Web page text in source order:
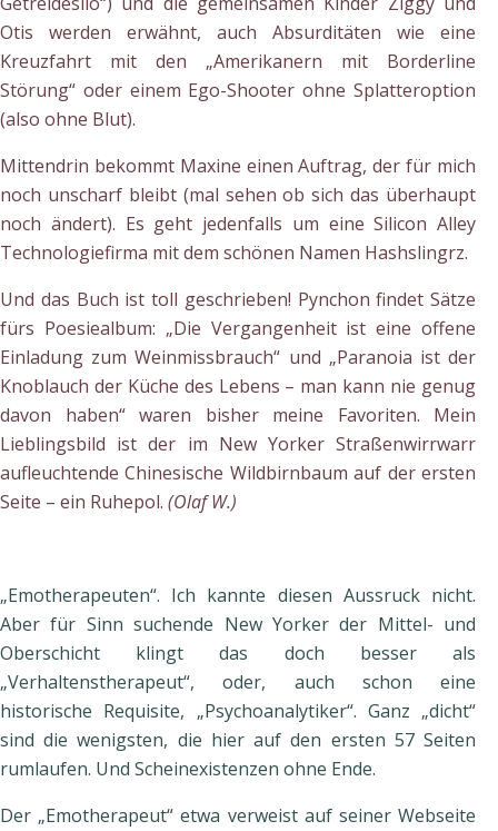
Otis werden erwähnt, auch Absurditäten wie eine
Kreuzfahrt mit den „Amerikanern mit Borderline
Störung“ oder einem Ego-Shooter ohne Splatteroption
(also ohne Blut).
Mittendrin bekommt Maxine einen Auftrag, der für mich
noch unscharf bleibt (mal sehen ob sich das überhaupt
noch ändert). Es geht jedenfalls um eine Silicon Alley
Technologiefirma mit dem schönen Namen Hashslingrz.
Und das Buch ist toll geschrieben! Pynchon findet Sätze
fürs Poesiealbum: „Die Vergangenheit ist eine offene
Einladung zum Weinmissbrauch“ und „Paranoia ist der
Knoblauch der Küche des Lebens – man kann nie genug
davon haben“ waren bisher meine Favoriten. Mein
Lieblingsbild ist der im New Yorker Straßenwirrwarr
aufleuchtende Chinesische Wildbirnbaum auf der ersten
Seite – ein Ruhepol. (Olaf W.)
„Emotherapeuten“. Ich kannte diesen Aussruck nicht.
Aber für Sinn suchende New Yorker der Mittel- und
Oberschicht klingt das doch besser als
„Verhaltenstherapeut“, oder, auch schon eine
historische Requisite, „Psychoanalytiker“. Ganz „dicht“
sind die wenigsten, die hier auf den ersten 57 Seiten
rumlaufen. Und Scheinexistenzen ohne Ende.
Der „Emotherapeut“ etwa verweist auf seiner Webseite